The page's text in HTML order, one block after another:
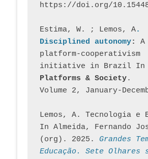
https://doi.org/
Estima, W. ; Lemos, A.
Disciplined autonomy:
platform-cooperativism
initiative in Brazil In
Platforms & Society.
Volume 2, January-
Lemos, A. Tecnologia e
In Almeida, Fernando
(org). 2025. Grandes
Educação. Sete Olhares